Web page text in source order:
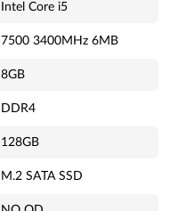
Intel Core i5
7500 3400MHz 6MB
8GB
DDR4
128GB
M.2 SATA SSD